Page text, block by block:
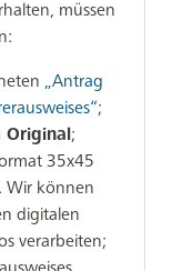
müssen
„Antrag
;
Original ;
35x45
Wir können
digitalen
verarbeiten;